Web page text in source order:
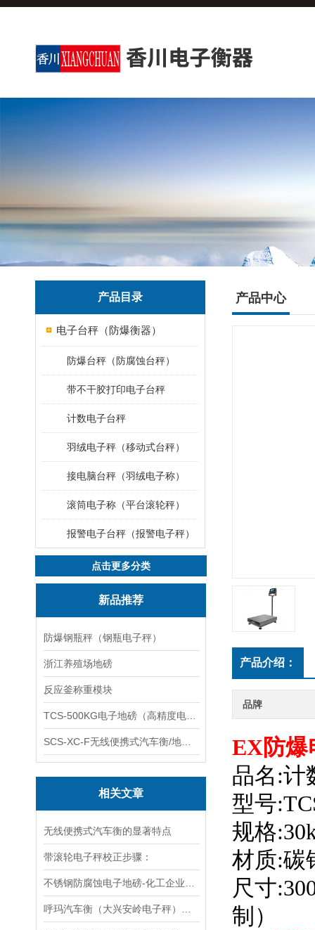
产品目录
电子台秤（防爆衡器）
防爆台秤（防腐蚀台秤）
带不干胶打印电子台秤
计数电子台秤
羽绒电子秤（移动式台秤）
接电脑台秤（羽绒电子称）
滚筒电子称（平台滚轮秤）
报警电子台秤（报警电子秤）
点击更多分类
新品推荐
防爆钢瓶秤（钢瓶电子秤）
浙江养殖场地磅
反应釜称重模块
相关文章
无线便携式汽车衡的显著特点
带滚轮电子秤校正步骤：
产品中心
产品介绍：
品牌
EX防爆
品名:计
型号
规格
材质:碳
尺寸
制）